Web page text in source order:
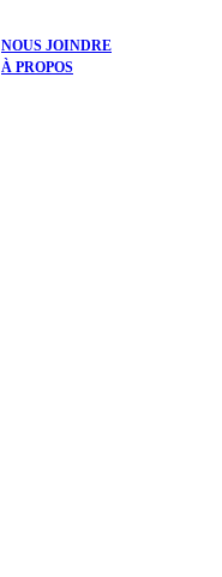
NOUS JOINDRE
À PROPOS